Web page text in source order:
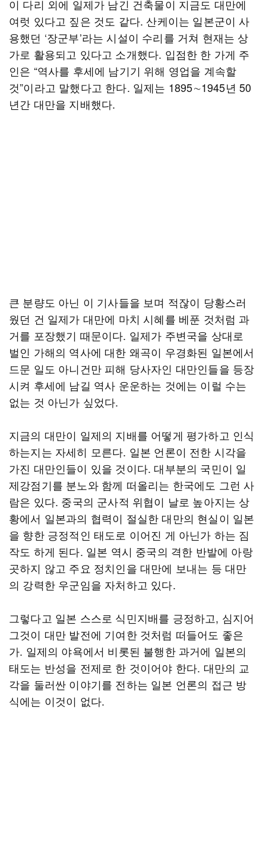
이 다리 외에 일제가 남긴 건축물이 지금도 대만에
여럿 있다고 짚은 것도 같다. 산케이는 일본군이 사
용했던 ‘장군부’라는 시설이 수리를 거쳐 현재는 상
가로 활용되고 있다고 소개했다. 입점한 한 가게 주
인은 “역사를 후세에 남기기 위해 영업을 계속할
것”이라고 말했다고 한다. 일제는 1895∼1945년 50
년간 대만을 지배했다.
큰 분량도 아닌 이 기사들을 보며 적잖이 당황스러
웠던 건 일제가 대만에 마치 시혜를 베푼 것처럼 과
거를 포장했기 때문이다. 일제가 주변국을 상대로
벌인 가해의 역사에 대한 왜곡이 우경화된 일본에서
드문 일도 아니건만 피해 당사자인 대만인들을 등장
시켜 후세에 남길 역사 운운하는 것에는 이럴 수는
없는 것 아닌가 싶었다.
지금의 대만이 일제의 지배를 어떻게 평가하고 인식
하는지는 자세히 모른다. 일본 언론이 전한 시각을
가진 대만인들이 있을 것이다. 대부분의 국민이 일
제강점기를 분노와 함께 떠올리는 한국에도 그런 사
람은 있다. 중국의 군사적 위협이 날로 높아지는 상
황에서 일본과의 협력이 절실한 대만의 현실이 일본
을 향한 긍정적인 태도로 이어진 게 아닌가 하는 짐
작도 하게 된다. 일본 역시 중국의 격한 반발에 아랑
곳하지 않고 주요 정치인을 대만에 보내는 등 대만
의 강력한 우군임을 자처하고 있다.
그렇다고 일본 스스로 식민지배를 긍정하고, 심지어
그것이 대만 발전에 기여한 것처럼 떠들어도 좋은
가. 일제의 야욕에서 비롯된 불행한 과거에 일본의
태도는 반성을 전제로 한 것이어야 한다. 대만의 교
각을 둘러싼 이야기를 전하는 일본 언론의 접근 방
식에는 이것이 없다.